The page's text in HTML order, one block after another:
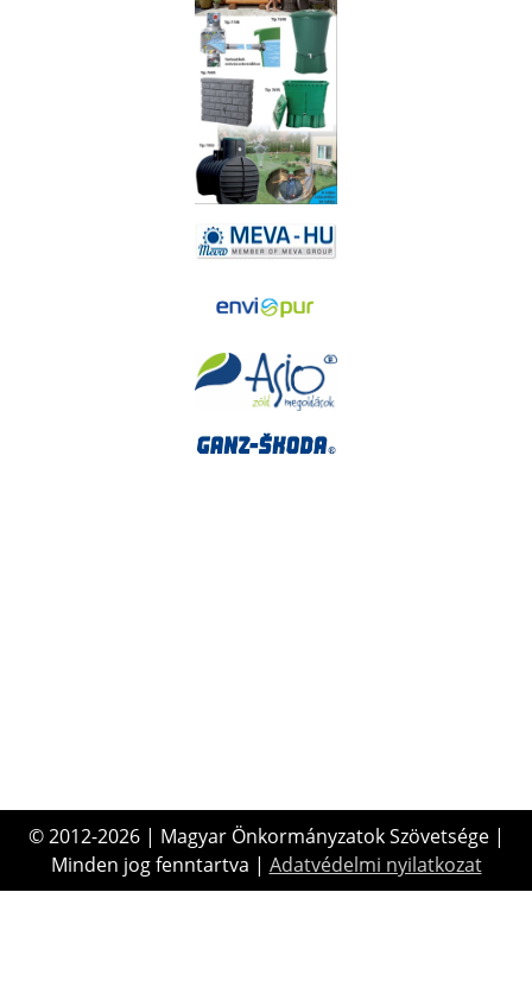
© 2012-2026 | Magyar Önkormányzatok Szövetsége |
Minden jog fenntartva | Adatvédelmi nyilatkozat